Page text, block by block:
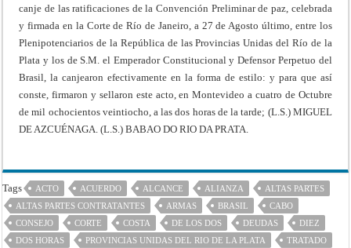
canje de las ratificaciones de la Convención Preliminar de paz, celebrada
y firmada en la Corte de Río de Janeiro, a 27 de Agosto último, entre los
Plenipotenciarios de la República de las Provincias Unidas del Río de la
Plata y los de S.M. el Emperador Constitucional y Defensor Perpetuo del
Brasil, la canjearon efectivamente en la forma de estilo: y para que así
conste, firmaron y sellaron este acto, en Montevideo a cuatro de Octubre
de mil ochocientos veintiocho, a las dos horas de la tarde; (L.S.) MIGUEL
DE AZCUÉNAGA. (L.S.) BABAO DO RIO DA PRATA.
Tags ACTO ACUERDO ALCANCE ALIANZA
ALTAS PARTES
ALTAS PARTES CONTRATANTES
ARMAS BRASIL
CABO
CONSEJO
CORTE COSTA DE LOS DOS DEUDAS
DIEZ
DOS HORAS
PROVINCIAS UNIDAS DEL RIO DE LA PLATA TRATADO